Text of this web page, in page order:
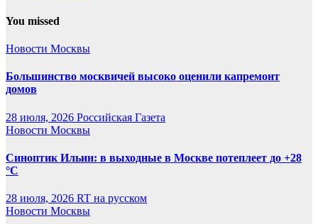
You missed
Новости Москвы
Большинство москвичей высоко оценили капремонт
домов
28 июля, 2026 Российская Газета
Новости Москвы
Синоптик Ильин: в выходные в Москве потеплеет до +28
°C
28 июля, 2026 RT на русском
Новости Москвы